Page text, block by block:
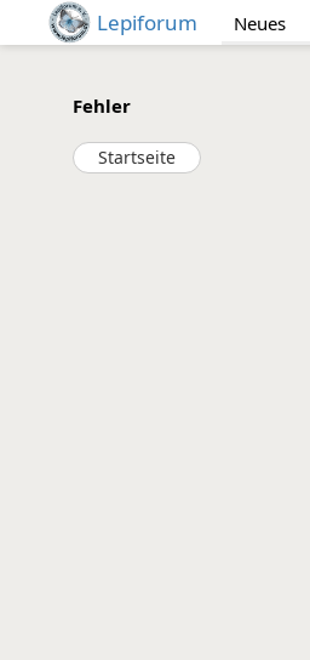
Lepiforum Neues
Fehler
Startseite